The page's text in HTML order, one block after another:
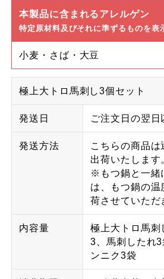
本製品に含まれるアレルゲン
特定原材料及びそれに準ずるものを表
小麦・さば・大豆
極上大トロ馬刺し3個セット
発送日 ご注文日の翌日
発送方法 こちらの商品は
出荷いたします
※もつ鍋と一緒
は、もつ鍋の温
荷させていただ
内容量
極上大トロ馬刺
3、馬刺したれ
ンニク3袋